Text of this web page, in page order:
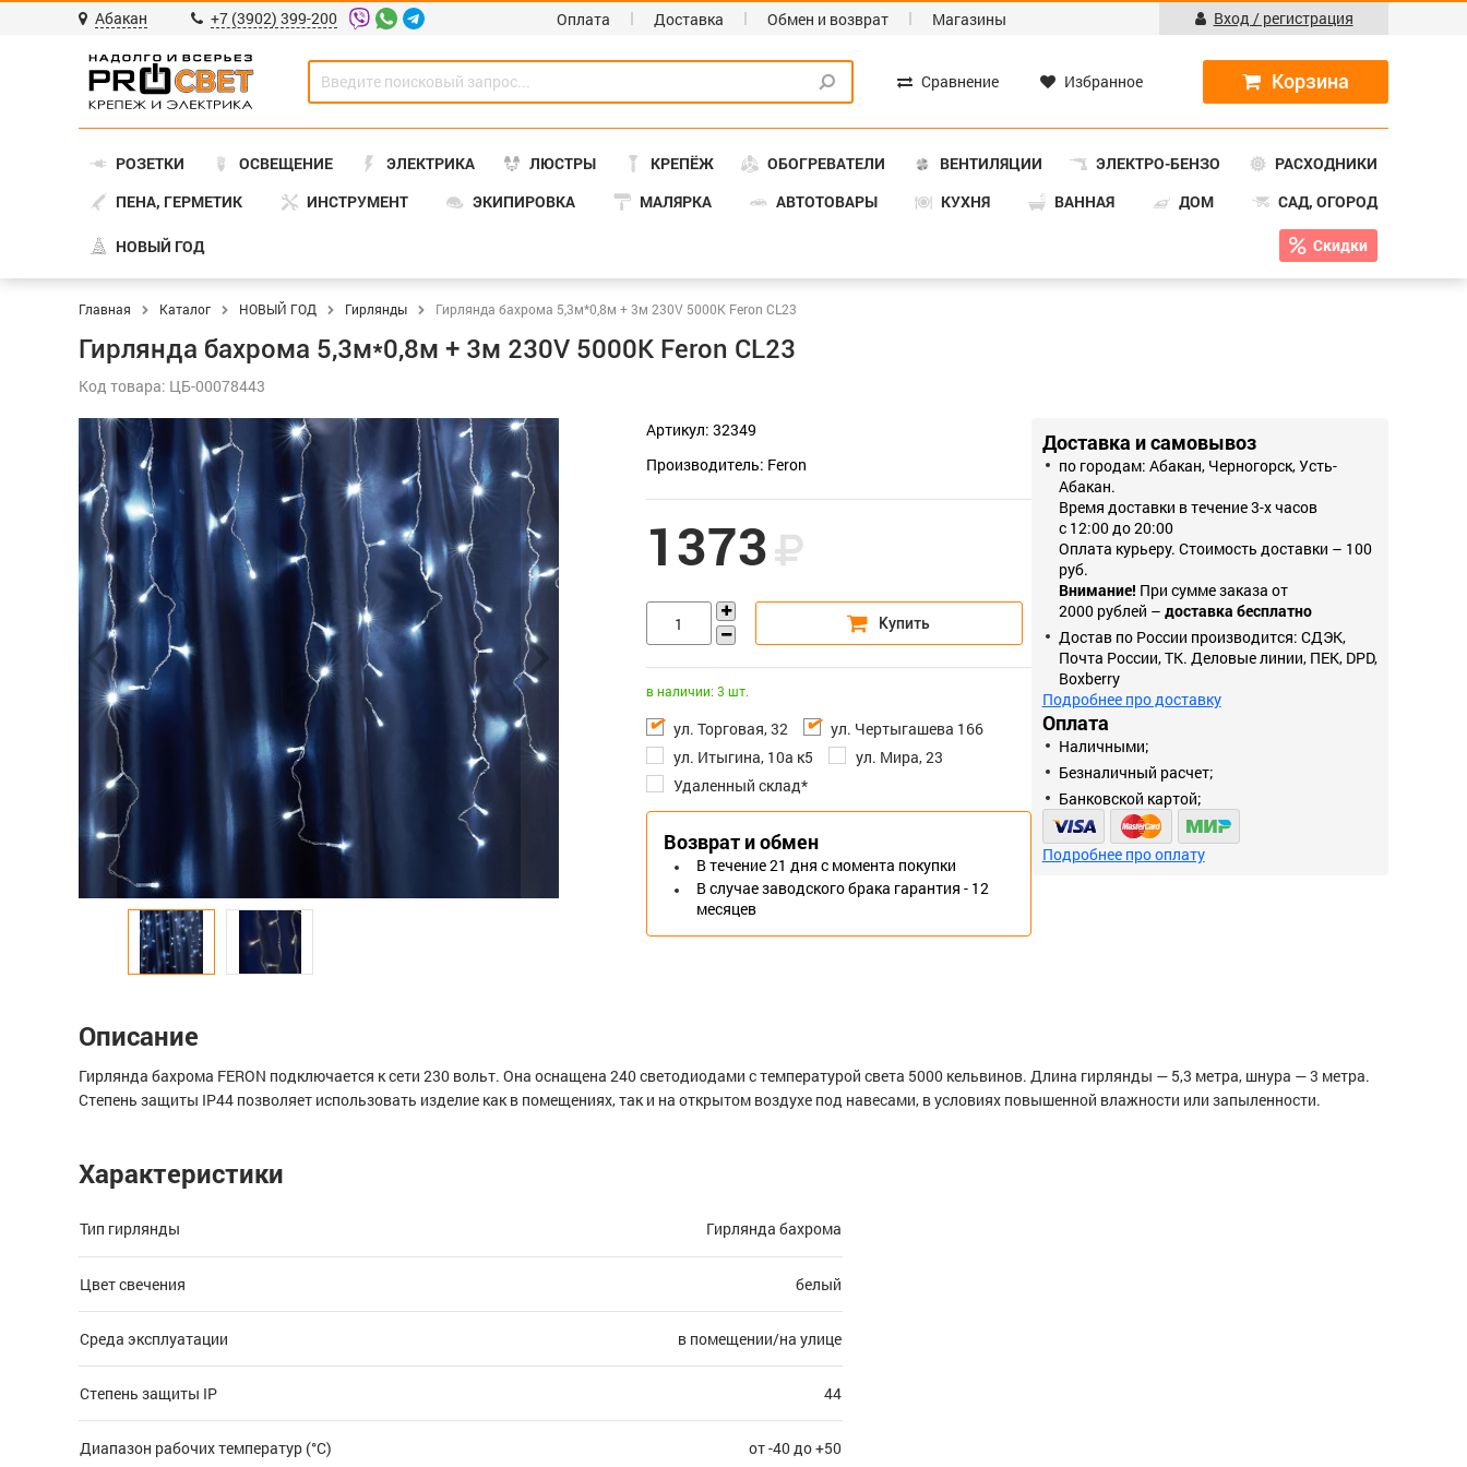
Абакан +7 (3902) 399-200 Оплата Доставка Обмен и возврат Магазины Вход / регистрация
Сравнение Избранное
РОЗЕТКИ ОСВЕЩЕНИЕ ЭЛЕКТРИКА ЛЮСТРЫ КРЕПЁЖ ОБОГРЕВАТЕЛИ ВЕНТИЛЯЦИИ ЭЛЕКТРО-БЕНЗО
РАСХОДНИКИ
ПЕНА, ГЕРМЕТИК
ИНСТРУМЕНТ ЭКИПИРОВКА МАЛЯРКА АВТОТОВАРЫ КУХНЯ ВАННАЯ ДОМ САД, ОГОРОД
НОВЫЙ ГОД Скидки
Главная Каталог НОВЫЙ ГОД Гирлянды Гирлянда бахрома 5,3м*0,8м + 3м 230V 5000К Feron CL23
Гирлянда бахрома 5,3м*0,8м + 3м 230V 5000К Feron CL23
Код товара: ЦБ-00078443
Артикул: 32349
Производитель: Feron
1373
в наличии: 3 шт.
ул. Торговая, 32
ул. Чертыгашева 166
ул. Итыгина, 10а к5
ул. Мира, 23
Удаленный склад*
Возврат и обмен
В течение 21 дня с момента покупки
В случае заводского брака гарантия - 12
месяцев
Доставка и самовывоз
по городам: Абакан, Черногорск, Усть-
Абакан.
Время доставки в течение 3-х часов
с 12:00 до 20:00
Оплата курьеру. Стоимость доставки – 100
руб.
Внимание! При сумме заказа от
2000 рублей – доставка бесплатно
Достав по России производится: СДЭК,
Почта России, ТК. Деловые линии, ПЕК, DPD,
Boxberry
Подробнее про доставку
Оплата
Наличными;
Безналичный расчет;
Банковской картой;
Подробнее про оплату
Описание
Гирлянда бахрома FERON подключается к сети 230 вольт. Она оснащена 240 светодиодами с температурой света 5000 кельвинов. Длина гирлянды — 5,3 метра, шнура — 3 метра.
Степень защиты IP44 позволяет использовать изделие как в помещениях, так и на открытом воздухе под навесами, в условиях повышенной влажности или запыленности.
Характеристики
Тип гирлянды Гирлянда бахрома
Цвет свечения белый
Среда эксплуатации в помещении/на улице
Степень защиты IP 44
Диапазон рабочих температур (°C) от -40 до +50